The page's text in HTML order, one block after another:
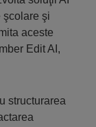
şcolare şi
aceste
Edit AI,
structurarea